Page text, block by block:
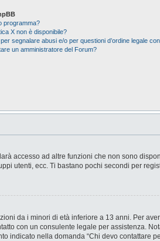
programma?
X non è disponibile?
segnalare abusi e/o per questioni d’ordine legale
un amministratore del Forum?
accesso ad altre funzioni che non sono
utenti, ecc. Ti bastano pochi secondi per
da i minori di età inferiore a 13 anni. Per
con un consulente legale per assistenza.
nella domanda “Chi devo contattare